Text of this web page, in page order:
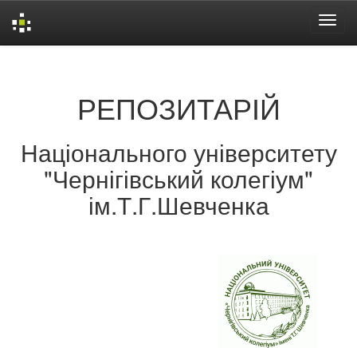
РЕПОЗИТАРІЙ
Національного університету
"Чернігівський колегіум"
ім.Т.Г.Шевченка